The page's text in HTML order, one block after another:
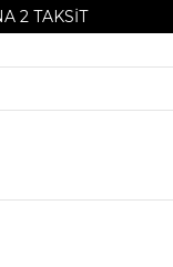
2 TAKSIT